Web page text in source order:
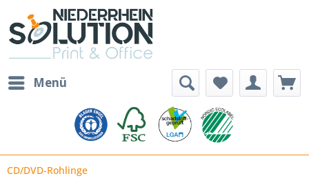
Menü
CD/DVD-Rohlinge